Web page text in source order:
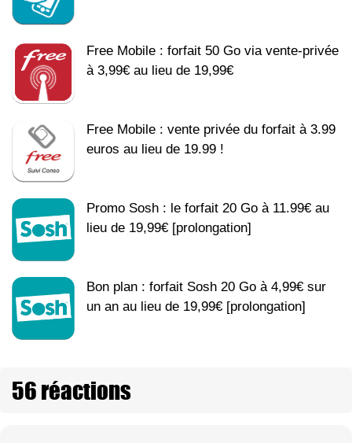
Free Mobile : forfait 50 Go via vente-privée
à 3,99€ au lieu de 19,99€
Free Mobile : vente privée du forfait à 3.99
euros au lieu de 19.99 !
Promo Sosh : le forfait 20 Go à 11.99€ au
lieu de 19,99€ [prolongation]
Bon plan : forfait Sosh 20 Go à 4,99€ sur
un an au lieu de 19,99€ [prolongation]
56 réactions